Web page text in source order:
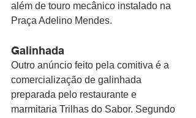
além de touro mecânico instalado na
Praça Adelino Mendes.
Galinhada
Outro anúncio feito pela comitiva é a
comercialização de galinhada
preparada pelo restaurante e
marmitaria Trilhas do Sabor. Segundo